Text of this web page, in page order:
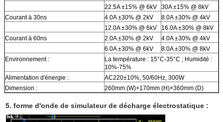
22.5A ±15% @ 6kV
30A ±15% @ 8kV
Courant à 30ns
4.0A ±30% @ 2kV
8.0A ±30% @ 4kV
12.0A ±30% @ 6kV
16.0A ±30% @ 8kV
Courant à 60ns
2.0A ±30% @ 2kV
4.0A ±30% @ 4kV
6.0A ±30% @ 6kV
8.0A ±30% @ 8kV
Environnement :
La température : 15°C-35°C ; Humidité :
10%-75%
Alimentation d'énergie :
AC220±10%, 50/60Hz, 300W
Dimension :
260mm (W)×170mm (H)×360mm (D)
5. forme d'onde de simulateur de décharge électrostatique :